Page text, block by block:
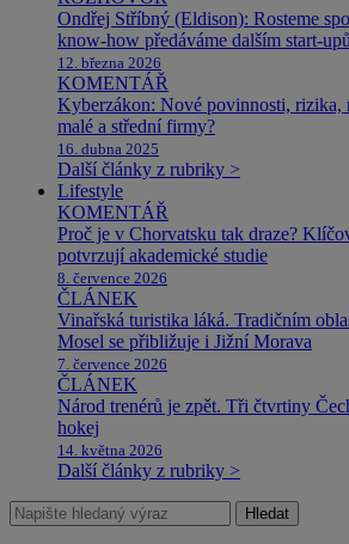
Ondřej Stříbný (Eldison): Rosteme
know-how předáváme dalším start-
12. března 2026
KOMENTÁŘ
Kyberzákon: Nové povinnosti, rizika,
malé a střední firmy?
16. dubna 2025
Další články z rubriky >
Lifestyle
KOMENTÁŘ
Proč je v Chorvatsku tak draze?
potvrzují akademické studie
8. července 2026
ČLÁNEK
Vinařská turistika láká. Tradičním
Mosel se přibližuje i Jižní Morava
7. července 2026
ČLÁNEK
Národ trenérů je zpět. Tři čtvrtiny
hokej
14. května 2026
Další články z rubriky >
Hledat